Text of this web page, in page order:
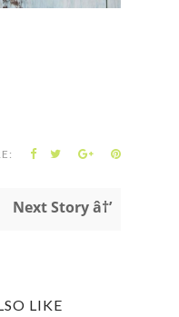
Next Story â†’
LIKE